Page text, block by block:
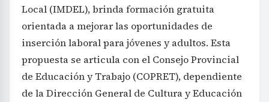
Local (IMDEL), brinda formación gratuita
orientada a mejorar las oportunidades de
inserción laboral para jóvenes y adultos. Esta
propuesta se articula con el Consejo Provincial
de Educación y Trabajo (COPRET), dependiente
de la Dirección General de Cultura y Educación